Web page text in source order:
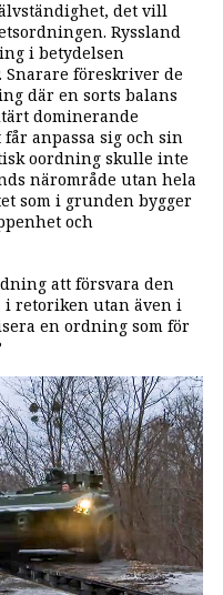
det vill
Ryssland
i betydelsen
Snarare föreskriver de
där en sorts balans
dominerande
anpassa sig och sin
oordning skulle inte
närområde utan hela
som i grunden bygger
och
att försvara den
retoriken utan även i
en ordning som för